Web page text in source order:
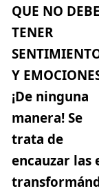
QUE NO
TENER
Y
¡De ninguna
manera!Se
trata de
encauzar las